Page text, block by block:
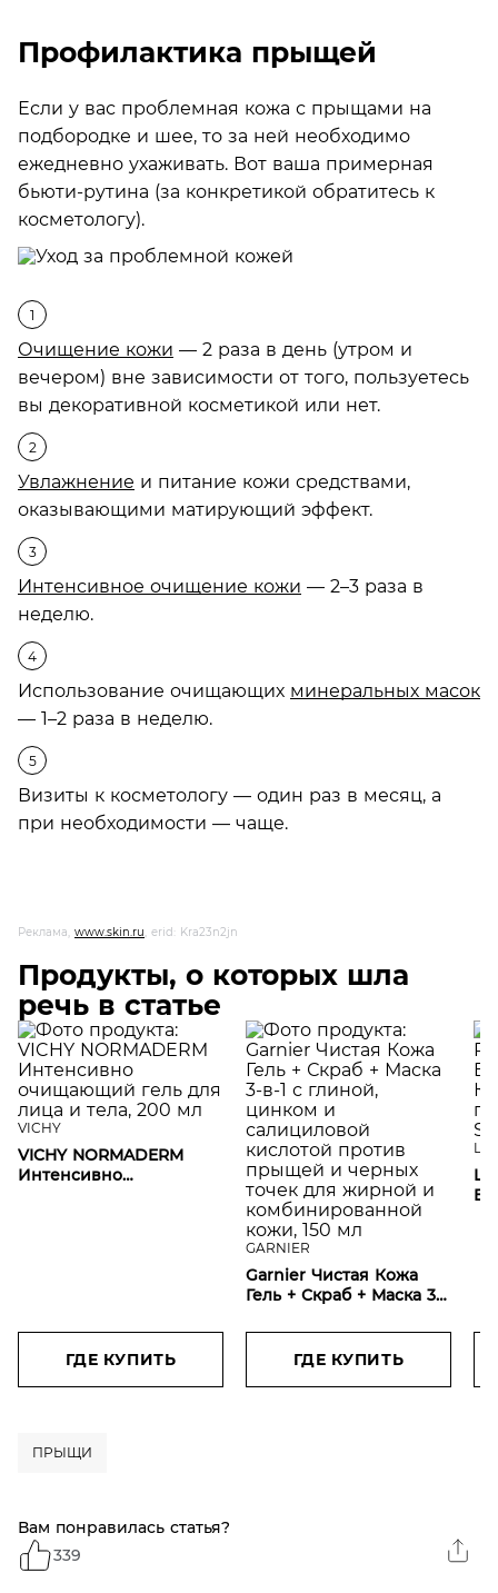
Профилактика прыщей
Если у вас проблемная кожа с прыщами на
подбородке и шее, то за ней необходимо
ежедневно ухаживать. Вот ваша примерная
бьюти-рутина (за конкретикой обратитесь к
косметологу).
Очищение кожи — 2 раза в день (утром и
вечером) вне зависимости от того, пользуетесь
вы декоративной косметикой или нет.
Увлажнение и питание кожи средствами,
оказывающими матирующий эффект.
Интенсивное очищение кожи — 2–3 раза в
неделю.
Использование очищающих минеральных масок
— 1–2 раза в неделю.
Визиты к косметологу — один раз в месяц, а
при необходимости — чаще.
Реклама, www.skin.ru, erid: Kra23n2jn
Продукты, о которых шла
речь в статье
VICHY
VICHY NORMADERM
Интенсивно
ГДЕ КУПИТЬ
GARNIER
Garnier Чистая Кожа
Гель + Скраб + Маска 3-
салициловой кислотой
против прыщей и
черных точек для
ГДЕ КУПИТЬ
LA
LA
ПРЫЩИ
Вам понравилась статья?
339